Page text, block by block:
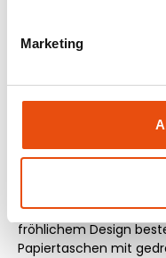
Marketing
Muster
Sie möchten günstige
fröhlichem Design
Papiertaschen mit